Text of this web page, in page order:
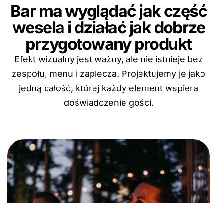
Bar ma wyglądać jak część
wesela i działać jak dobrze
przygotowany produkt
Efekt wizualny jest ważny, ale nie istnieje bez
zespołu, menu i zaplecza. Projektujemy je jako
jedną całość, której każdy element wspiera
doświadczenie gości.